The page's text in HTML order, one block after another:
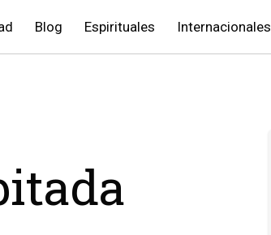
Blog Espirituales Internacionales